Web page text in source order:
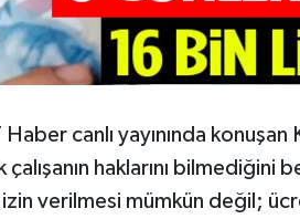
Haber canlı yayınında
çalışanın haklarını
verilmesi mümkün değil;